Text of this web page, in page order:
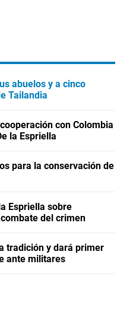
abuelos y a cinco
Tailandia
con Colombia
la Espriella
para la conservación de
Espriella sobre
del crimen
tradición y dará primer
ante militares